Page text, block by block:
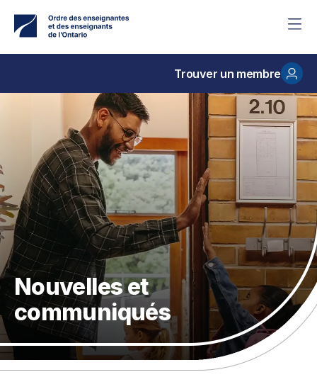
contenu
Trouver un membre
Nouvelles et
communiqués